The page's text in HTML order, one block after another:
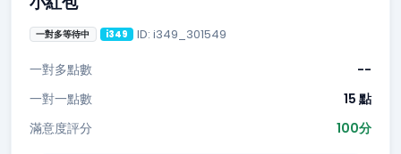
一對多等待中 i349 ID: i349_301549
一對多點數
--
一對一點數
15 點
滿意度評分
100分